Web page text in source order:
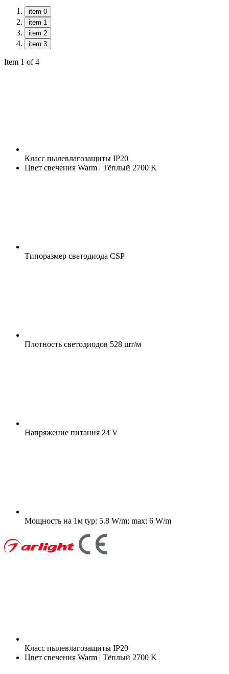
item 0
item 1
item 2
item 3
Item 1 of 4
Класс пылевлагозащиты IP20
Цвет свечения Warm | Тёплый 2700 K
Типоразмер светодиода CSP
Плотность светодиодов 528 шт/м
Напряжение питания 24 V
Мощность на 1м typ: 5.8 W/m; max: 6 W/m
Класс пылевлагозащиты IP20
Цвет свечения Warm | Тёплый 2700 K